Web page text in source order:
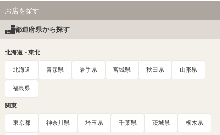
お店を探す
都道府県から探す
北海道・東北
北海道 青森県 岩手県 宮城県 秋田県 山形県
福島県
関東
東京都 神奈川県 埼玉県 千葉県 茨城県 栃木県